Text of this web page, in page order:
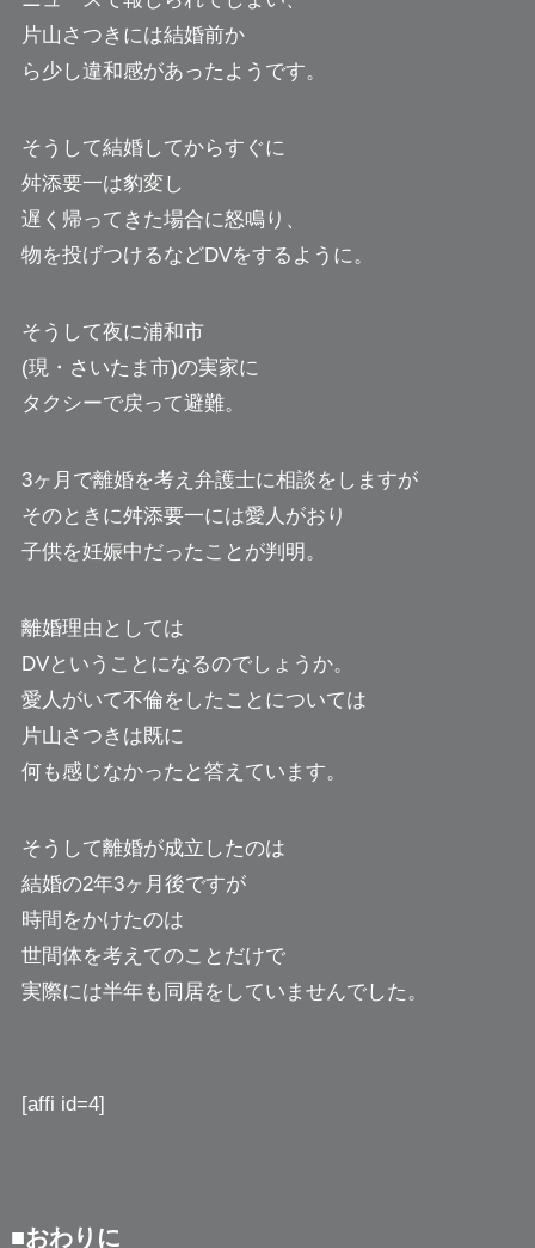
片山さつきには結婚前か
ら少し違和感があったようです。
そうして結婚してからすぐに
舛添要一は豹変し
遅く帰ってきた場合に怒鳴り、
物を投げつけるなどDVをするように。
そうして夜に浦和市
(現・さいたま市)の実家に
タクシーで戻って避難。
3ヶ月で離婚を考え弁護士に相談をしますが
そのときに舛添要一には愛人がおり
子供を妊娠中だったことが判明。
離婚理由としては
DVということになるのでしょうか。
愛人がいて不倫をしたことについては
片山さつきは既に
何も感じなかったと答えています。
そうして離婚が成立したのは
結婚の2年3ヶ月後ですが
時間をかけたのは
世間体を考えてのことだけで
実際には半年も同居をしていませんでした。
[affi id=4]
■おわりに